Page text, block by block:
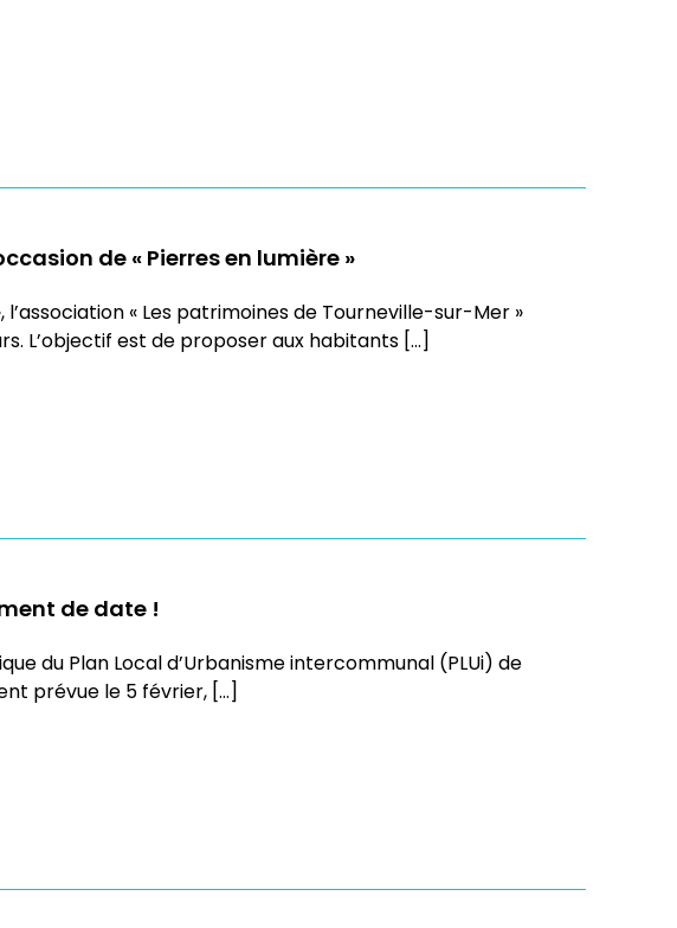
de « Pierres en lumière »
l’association « Les patrimoines de Tourneville-sur-Mer »
L’objectif est de proposer aux habitants […]
de date !
du Plan Local d’Urbanisme intercommunal (PLUi) de
prévue le 5 février, […]